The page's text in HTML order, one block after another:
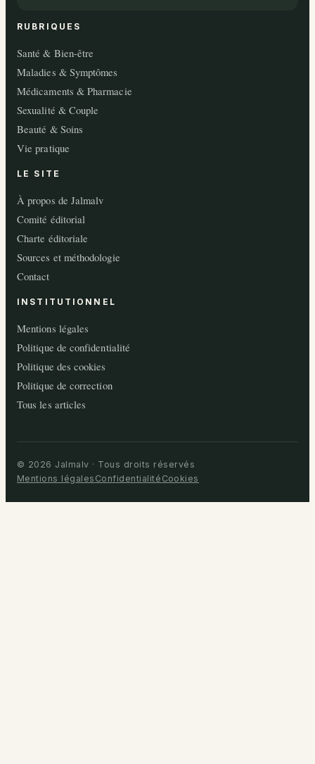
RUBRIQUES
Santé & Bien-être
Maladies & Symptômes
Médicaments & Pharmacie
Sexualité & Couple
Beauté & Soins
Vie pratique
LE SITE
À propos de Jalmalv
Comité éditorial
Charte éditoriale
Sources et méthodologie
Contact
INSTITUTIONNEL
Mentions légales
Politique de confidentialité
Politique des cookies
Politique de correction
Tous les articles
© 2026 Jalmalv · Tous droits réservés
Mentions légales Confidentialité Cookies